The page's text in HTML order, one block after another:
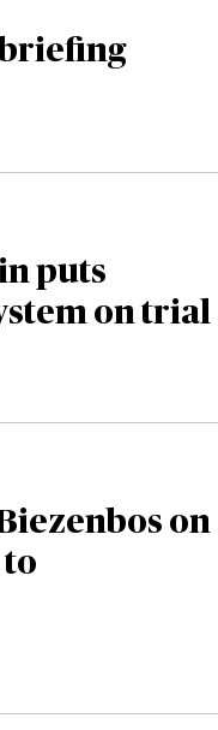
briefing
puts
on trial
on
to